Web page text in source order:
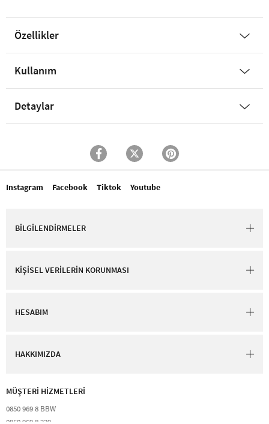
Özellikler
Kullanım
Detaylar
Instagram Facebook Tiktok Youtube
BİLGİLENDİRMELER
KİŞİSEL VERİLERİN KORUNMASI
HESABIM
HAKKIMIZDA
MÜŞTERİ HİZMETLERİ​
0850 969 8 BBW​
0850 969 8 229​​